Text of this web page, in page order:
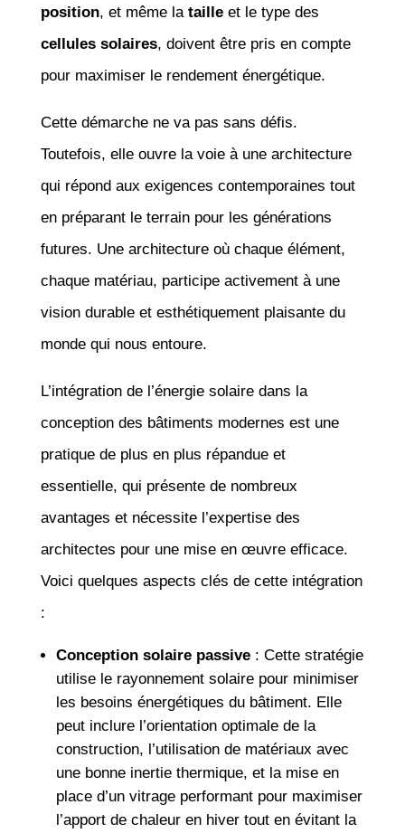
position, et même la tailleet le type des
cellules solaires, doivent être pris en compte
pour maximiser le rendement énergétique.
Cette démarche ne va pas sans défis.
Toutefois, elle ouvre la voie à une architecture
qui répond aux exigences contemporaines tout
en préparant le terrain pour les générations
futures. Une architecture où chaque élément,
chaque matériau, participe activement à une
vision durable et esthétiquement plaisante du
monde qui nous entoure.
L’intégration de l’énergie solaire dans la
conception des bâtiments modernes est une
pratique de plus en plus répandue et
essentielle, qui présente de nombreux
avantages et nécessite l’expertise des
architectes pour une mise en œuvre efficace.
Voici quelques aspects clés de cette intégration
:
Conception solaire passive: Cette stratégie
utilise le rayonnement solaire pour minimiser
les besoins énergétiques du bâtiment. Elle
peut inclure l’orientation optimale de la
construction, l’utilisation de matériaux avec
une bonne inertie thermique, et la mise en
place d’un vitrage performant pour maximiser
l’apport de chaleur en hiver tout en évitant la